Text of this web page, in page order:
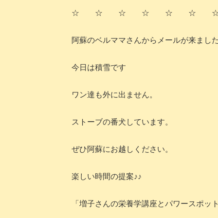
☆ ☆ ☆ ☆ ☆ ☆
阿蘇のベルママさんからメールが来ました
今日は積雪です
ワン達も外に出ません。
ストーブの番犬しています。
ぜひ阿蘇にお越しください。
楽しい時間の提案♪♪
「増子さんの栄養学講座とパワースポッ